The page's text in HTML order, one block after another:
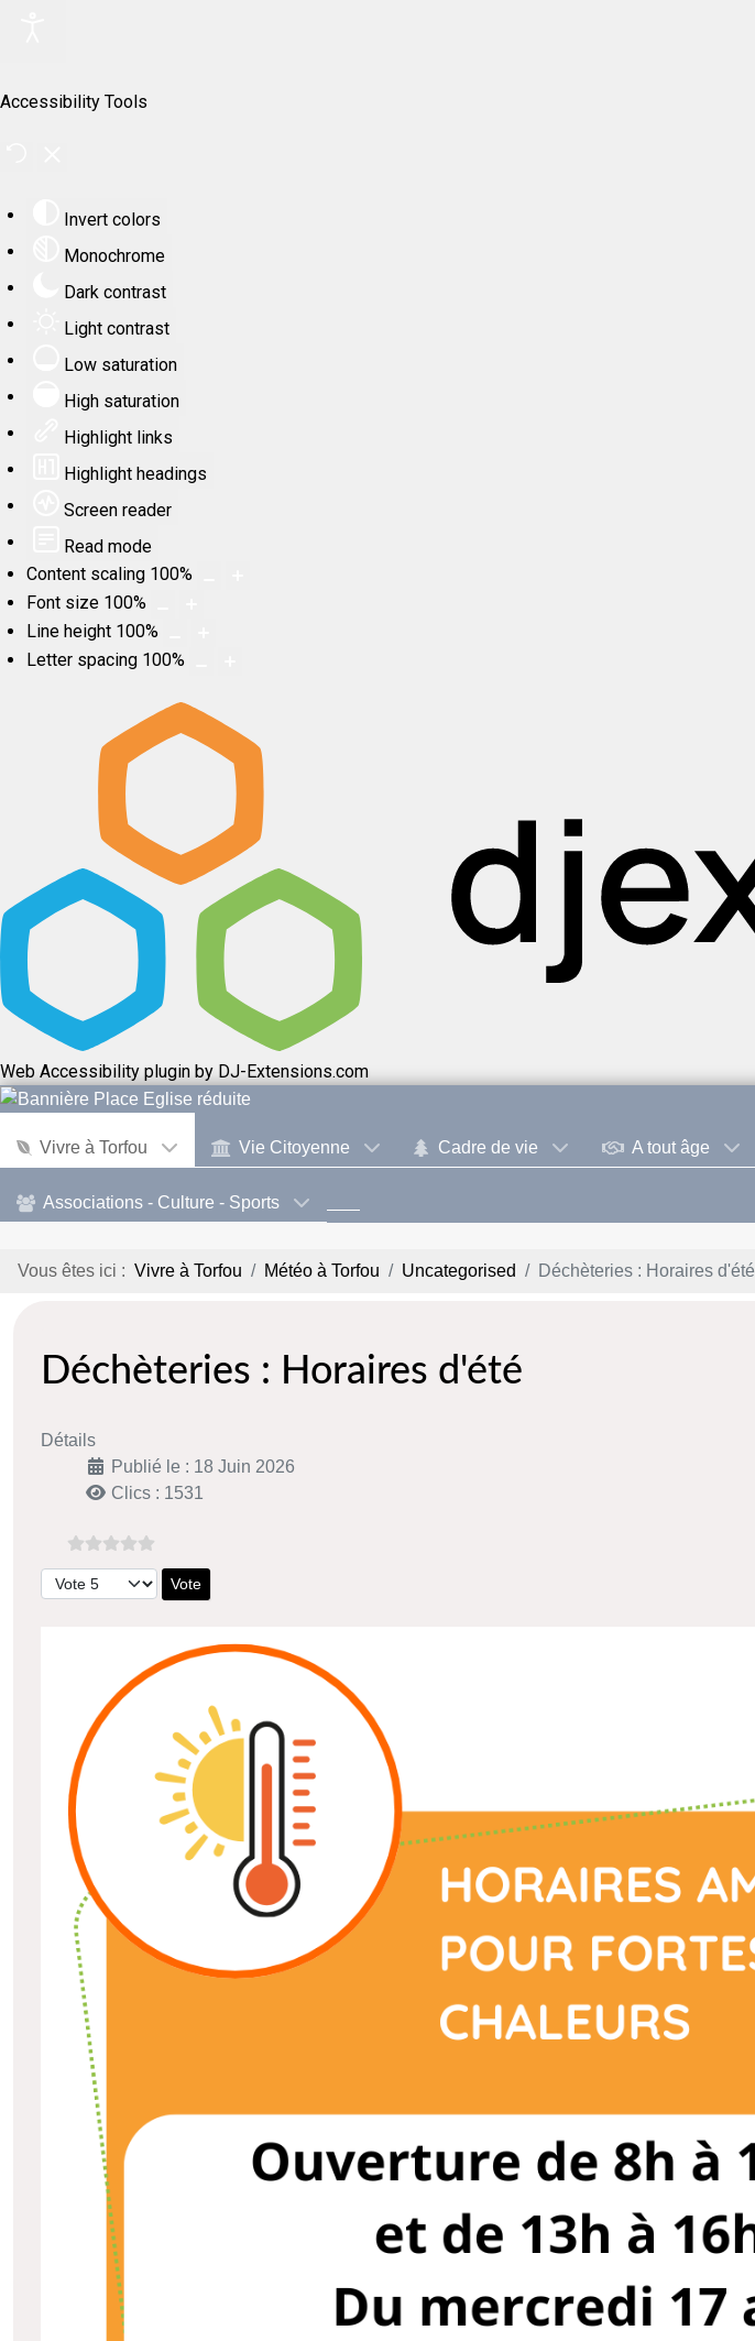
Accessibility Tools
Invert colors
Monochrome
Dark contrast
Light contrast
Low saturation
High saturation
Highlight links
Highlight headings
Screen reader
Read mode
Content scaling 100%
Font size 100%
Line height 100%
Letter spacing 100%
Web Accessibility plugin by DJ-Extensions.com
Vivre à Torfou Vie Citoyenne Cadre de vie A tout âge
Associations - Culture - Sports
Vous êtes ici : Vivre à Torfou Météo à Torfou Uncategorised Déchèteries : Horaires d'été
Déchèteries : Horaires d'été
Détails
Publié le : 18 Juin 2026
Clics : 1531
Veuillez voter